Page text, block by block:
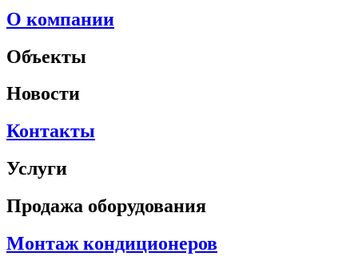
О компании
Объекты
Новости
Контакты
Услуги
Продажа оборудования
Монтаж кондиционеров